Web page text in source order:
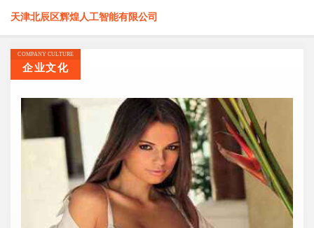
天津北辰区辉煌人工智能有限公司
COMPANY CULTURE
企业文化